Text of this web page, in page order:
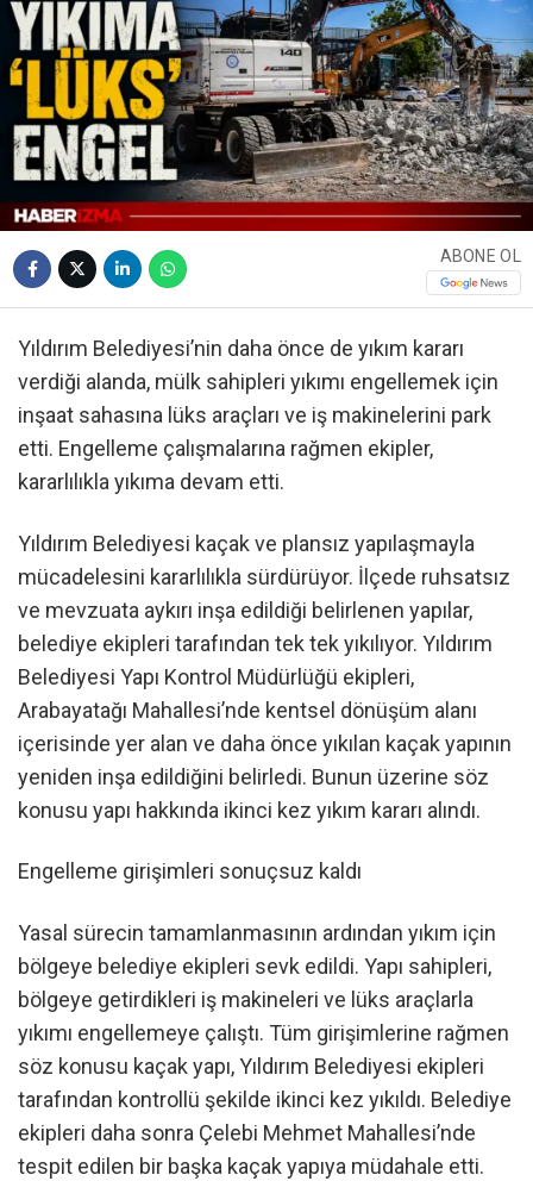
ABONE OL
Yıldırım Belediyesi’nin daha önce de yıkım kararı
verdiği alanda, mülk sahipleri yıkımı engellemek için
inşaat sahasına lüks araçları ve iş makinelerini park
etti. Engelleme çalışmalarına rağmen ekipler,
kararlılıkla yıkıma devam etti.
Yıldırım Belediyesi kaçak ve plansız yapılaşmayla
mücadelesini kararlılıkla sürdürüyor. İlçede ruhsatsız
ve mevzuata aykırı inşa edildiği belirlenen yapılar,
belediye ekipleri tarafından tek tek yıkılıyor. Yıldırım
Belediyesi Yapı Kontrol Müdürlüğü ekipleri,
Arabayatağı Mahallesi’nde kentsel dönüşüm alanı
içerisinde yer alan ve daha önce yıkılan kaçak yapının
yeniden inşa edildiğini belirledi. Bunun üzerine söz
konusu yapı hakkında ikinci kez yıkım kararı alındı.
Engelleme girişimleri sonuçsuz kaldı
Yasal sürecin tamamlanmasının ardından yıkım için
bölgeye belediye ekipleri sevk edildi. Yapı sahipleri,
bölgeye getirdikleri iş makineleri ve lüks araçlarla
yıkımı engellemeye çalıştı. Tüm girişimlerine rağmen
söz konusu kaçak yapı, Yıldırım Belediyesi ekipleri
tarafından kontrollü şekilde ikinci kez yıkıldı. Belediye
ekipleri daha sonra Çelebi Mehmet Mahallesi’nde
tespit edilen bir başka kaçak yapıya müdahale etti.